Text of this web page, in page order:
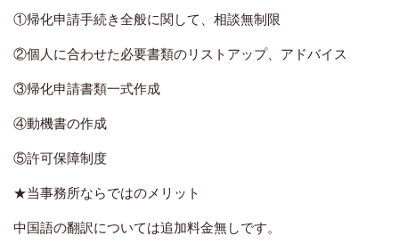
①帰化申請手続き全般に関して、相談無制限
②個人に合わせた必要書類のリストアップ、アドバイス
③帰化申請書類一式作成
④動機書の作成
⑤許可保障制度
★当事務所ならではのメリット
中国語の翻訳については追加料金無しです。